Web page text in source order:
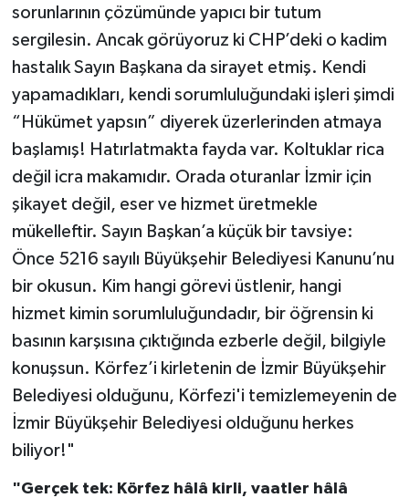
sorunlarının çözümünde yapıcı bir tutum
sergilesin. Ancak görüyoruz ki CHP’deki o kadim
hastalık Sayın Başkana da sirayet etmiş. Kendi
yapamadıkları, kendi sorumluluğundaki işleri şimdi
“Hükümet yapsın” diyerek üzerlerinden atmaya
başlamış! Hatırlatmakta fayda var. Koltuklar rica
değil icra makamıdır. Orada oturanlar İzmir için
şikayet değil, eser ve hizmet üretmekle
mükelleftir. Sayın Başkan’a küçük bir tavsiye:
Önce 5216 sayılı Büyükşehir Belediyesi Kanunu’nu
bir okusun. Kim hangi görevi üstlenir, hangi
hizmet kimin sorumluluğundadır, bir öğrensin ki
basının karşısına çıktığında ezberle değil, bilgiyle
konuşsun. Körfez’i kirletenin de İzmir Büyükşehir
Belediyesi olduğunu, Körfezi'i temizlemeyenin de
İzmir Büyükşehir Belediyesi olduğunu herkes
biliyor!"
"Gerçek tek: Körfez hâlâ kirli, vaatler hâlâ